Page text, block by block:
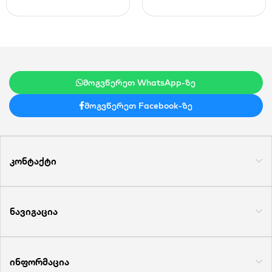
მოგვწერეთ WhatsApp-ზე
მოგვწერეთ Facebook-ზე
კონტაქტი
ნავიგაცია
ინფორმაცია